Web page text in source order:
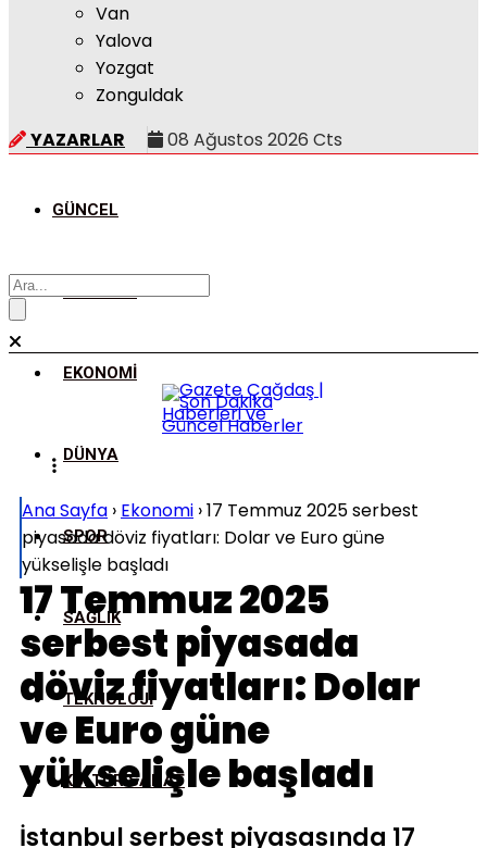
Van
Yalova
Yozgat
Zonguldak
YAZARLAR
08 Ağustos 2026 Cts
GÜNCEL
POLITIKA
EKONOMI
DÜNYA
SPOR
SAĞLIK
TEKNOLOJI
KÜLTÜR SANAT
Ana Sayfa › Ekonomi ›17 Temmuz 2025 serbest
piyasada döviz fiyatları: Dolar ve Euro güne
yükselişle başladı
17 Temmuz 2025
serbest piyasada
döviz fiyatları: Dolar
ve Euro güne
yükselişle başladı
İstanbul serbest piyasasında 17